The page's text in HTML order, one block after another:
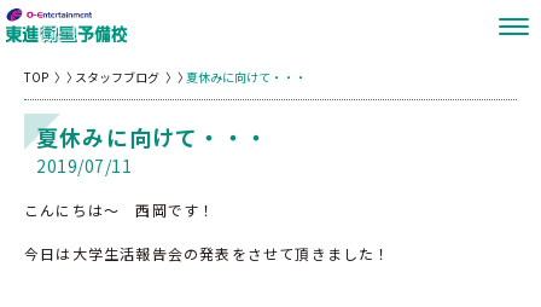
TOP スタッフブログ 夏休みに向けて・・・
夏休みに向けて・・・
2019/07/11
こんにちは～ 西岡です！
今日は大学生活報告会の発表をさせて頂きました！